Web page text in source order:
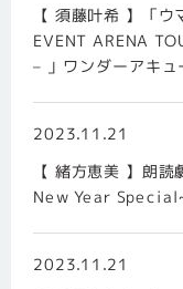
【 須藤叶希 】「
EVENT ARENA
– 」ワンダーアキュ
2023.11.21
【 緒方恵美 】朗
New Year
2023.11.21